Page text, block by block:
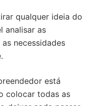
qualquer ideia do
analisar as
necessidades
está
colocar todas as